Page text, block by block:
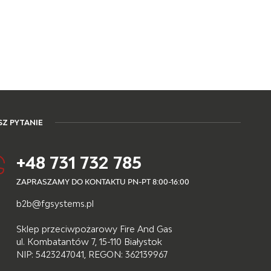
PYTANIE
+48 731 732 785
ZAPRASZAMY DO KONTAKTU PN-PT 8:00-16:00
b2b@fgsystems.pl
Sklep przeciwpożarowy Fire And Gas
ul. Kombatantów 7, 15-110 Białystok
NIP: 5423247041, REGON: 362139967